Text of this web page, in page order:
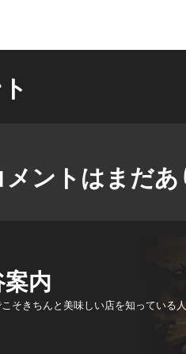
メントはまだあ
内
そきちんと美味しい店を知っている